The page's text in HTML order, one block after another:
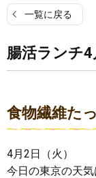
一覧に戻る
腸活ランチ4
食物繊維た
4月2日（火）
今日の東京の天気